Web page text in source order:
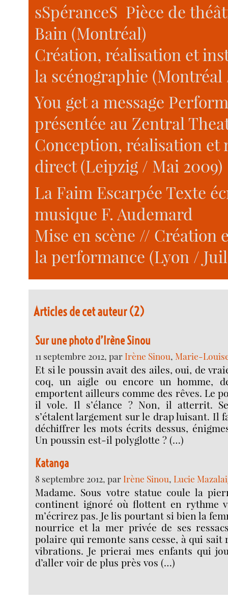
sSpéranceS Pièce de
Bain (Montréal)
Création, réalisation et
la scénographie (Montréal
You get a message
présentée au Zentral
Conception, réalisation
direct (Leipzig / Mai 2009)
La Faim Escarpée Texte
musique F. Audemard
Mise en scène //
la performance (Lyon /
Articles de cet auteur (2)
Sur une photo d’Irène Sinou
11 septembre 2012, parIrène Sinou,Marie-
Et si le poussin avait des ailes, oui, de
coq, un aigle ou encore un homme,
emportent ailleurs comme des rêves. Le
il vole. Il s’élance ? Non, il atterrit.
s’étalent largement sur le drap luisant. Il
déchiffrer les mots écrits dessus,
Un poussin est-il polyglotte ? (…)
Katanga
8 septembre 2012, parIrène Sinou ,Lucie
Madame. Sous votre statue coule la
continent ignoré où flottent en rythme
m’écrirez pas. Je lis pourtant si bien la
nourrice et la mer privée de ses
polaire qui remonte sans cesse, à qui sait
vibrations. Je prierai mes enfants qui
d’aller voir de plus près vos (…)